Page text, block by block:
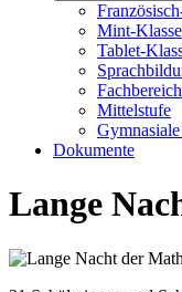
Mint-Klasse
Tablet-
Mittelstufe
Dokumente
Lange